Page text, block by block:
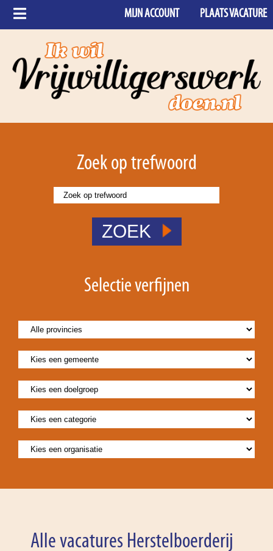
PLAATS VACATURE
MIJN ACCOUNT
Zoek op trefwoord
ZOEK
Selectie verfijnen
Alle vacatures Herstelboerderij